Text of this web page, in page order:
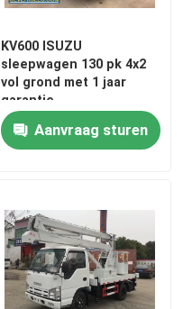
KV600 ISUZU
sleepwagen 130 pk 4x2
vol grond met 1 jaar
garantie
Aanvraag sturen